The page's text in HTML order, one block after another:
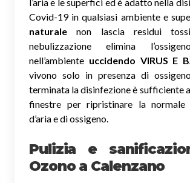
Covid-19 in qualsiasi ambiente e
naturale non lascia residui
nebulizzazione elimina
nell’ambiente uccidendo VIRUS E
vivono solo in presenza di
terminata la disinfezione è sufficiente
finestre per ripristinare la normale
d’aria e di ossigeno.
Pulizia e
Ozono a Calenzano